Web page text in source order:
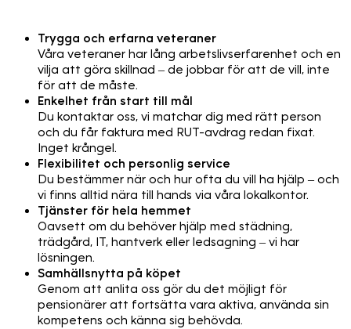
Trygga och erfarna veteraner
Våra veteraner har lång arbetslivserfarenhet och en
vilja att göra skillnad – de jobbar för att de vill, inte
för att de måste.
Enkelhet från start till mål
Du kontaktar oss, vi matchar dig med rätt person
och du får faktura med RUT-avdrag redan fixat.
Inget krångel.
Flexibilitet och personlig service
Du bestämmer när och hur ofta du vill ha hjälp – och
vi finns alltid nära till hands via våra lokalkontor.
Tjänster för hela hemmet
Oavsett om du behöver hjälp med städning,
trädgård, IT, hantverk eller ledsagning – vi har
lösningen.
Samhällsnytta på köpet
Genom att anlita oss gör du det möjligt för
pensionärer att fortsätta vara aktiva, använda sin
kompetens och känna sig behövda.